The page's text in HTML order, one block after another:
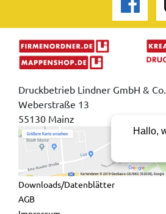
Druckbetrieb Lindner GmbH & Co.
Weberstraße 13
55130 Mainz
Downloads/Datenblätter
AGB
Hallo,